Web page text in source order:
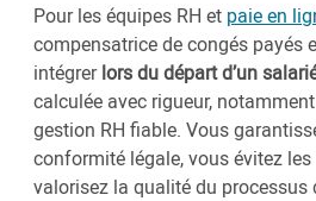
Pour les équipes RH et paie en
compensatrice de congés payés
intégrerlors du départ d’un
calculée avec rigueur,
gestion RH fiable. Vous
conformité légale, vous évitez
valorisez la qualité du processus